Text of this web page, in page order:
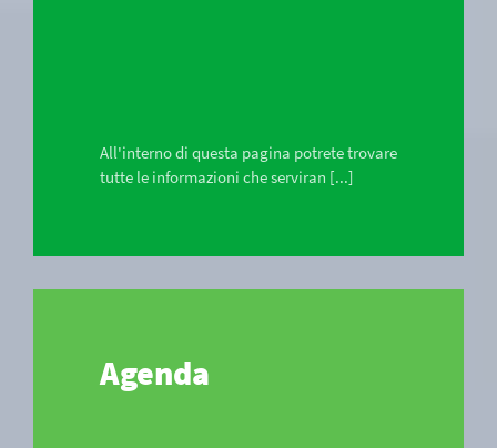
All'interno di questa pagina potrete trovare
tutte le informazioni che serviran [...]
Agenda